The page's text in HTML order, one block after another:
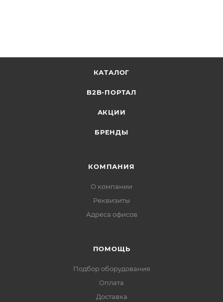
КАТАЛОГ
B2B-ПОРТАЛ
АКЦИИ
БРЕНДЫ
КОМПАНИЯ
О компании
Реквизиты
Адреса офисов
ПОМОЩЬ
Подбор оборудования
Оплата
Доставка